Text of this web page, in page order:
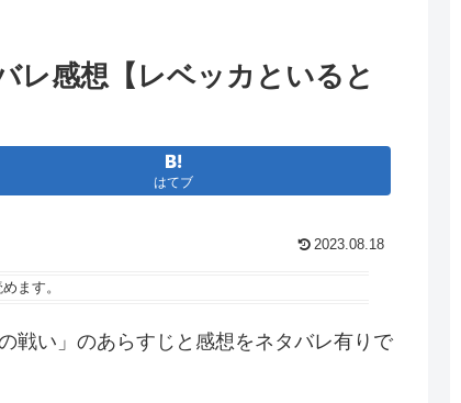
レ感想【レベッカといると
はてブ
2023.08.18
ます。
戦い」のあらすじと感想をネタバレ有りで